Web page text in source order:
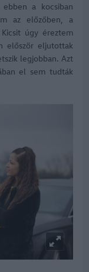
a kocsiban
az előzőben, a
úgy éreztem
először eljutottak
legjobban. Azt
el sem tudták